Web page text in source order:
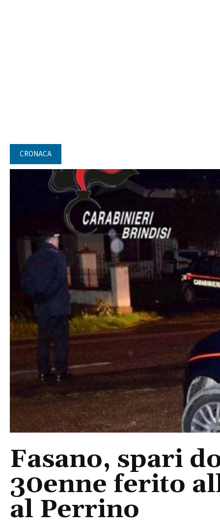
CRONACA
Fasano, spari
30enne ferito
al Perrino